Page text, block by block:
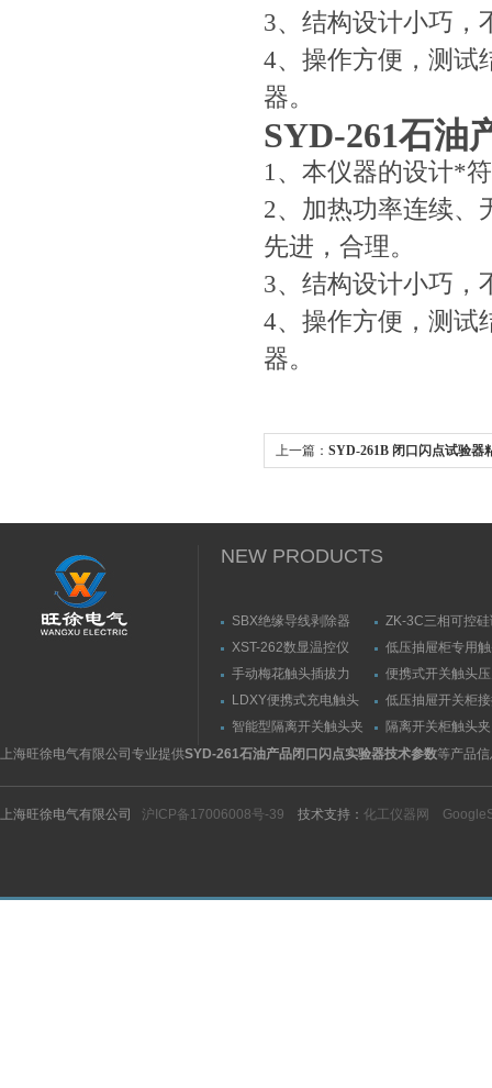
3、结构设计小巧，
4、操作方便，测试
器。
SYD-261石油
1、本仪器的设计*
2、加热功率连续、
先进，合理。
3、结构设计小巧，
4、操作方便，测试
器。
上一篇： SYD-261B 闭口闪点试验器
NEW PRODUCTS
SBX绝缘导线剥除器
ZK-3C三相可控
触发器
XST-262数显温控仪
低压抽屉柜专用
力测量仪套装
手动梅花触头插拔力
（推拉力）测量仪
便携式开关触头
（夹紧力）测量仪
LDXY便携式充电触头
（指）夹紧力测量仪
低压抽屉开关柜
触头（夹紧力）
智能型隔离开关触头夹
紧力测试仪
隔离开关柜触头
测试仪/精度传感
上海旺徐电气有限公司专业提供SYD-261石油产品闭口闪点实验器技术参数等产品
上海旺徐电气有限公司 沪ICP备17006008号-39 技术支持： 化工仪器网